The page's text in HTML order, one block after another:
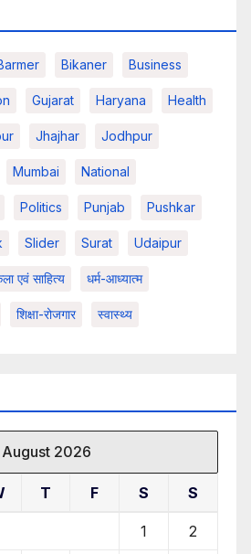
Bikaner Business
Gujarat Haryana Health
Jhajhar Jodhpur
Mumbai National
Politics Punjab Pushkar
Slider Surat Udaipur
एवं साहित्य धर्म-आध्यात्म
शिक्षा-रोजगार स्वास्थ्य
August 2026
T F S S
1 2